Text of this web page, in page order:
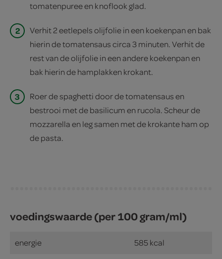
tomatenpuree en knoflook glad.
2
Verhit 2 eetlepels olijfolie in een koekenpan en bak
hierin de tomatensaus circa 3 minuten. Verhit de
rest van de olijfolie in een andere koekenpan en
bak hierin de hamplakken krokant.
3
Roer de spaghetti door de tomatensaus en
bestrooi met de basilicum en rucola. Scheur de
mozzarella en leg samen met de krokante ham op
de pasta.
voedingswaarde (per 100 gram/ml)
energie 585 kcal